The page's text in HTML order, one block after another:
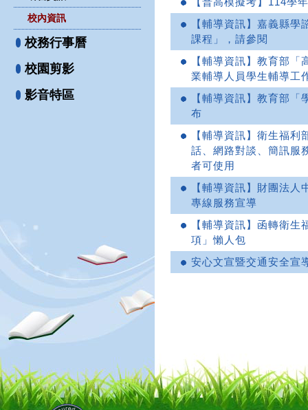
校內資訊
校務行事曆
校園剪影
影音特區
【輔導資訊】嘉義縣
課程」，請參閱
【輔導資訊】教育部
業輔導人員學生輔導工
【輔導資訊】教育部
布
【輔導資訊】衛生福
話、網路對談、簡訊服
者可使用
【輔導資訊】財團法
專線服務宣導
【輔導資訊】函轉衛
項」懶人包
安心文宣暨交通安全宣